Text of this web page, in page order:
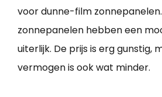
voor dunne-film
zonnepanelen hebben een
uiterlijk. De prijs is erg gunstig,
vermogen is ook wat minder.